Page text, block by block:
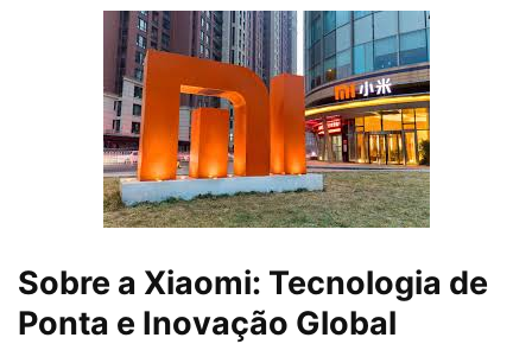
Sobre a Xiaomi: Tecnologia de
Ponta e Inovação Global